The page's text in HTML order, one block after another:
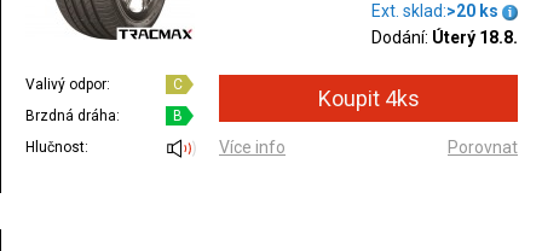
Ext. sklad:>20 ks
Dodání: Úterý 18.8.
Valivý odpor:
C
Brzdná dráha:
B
Hlučnost:
Více info Porovnat